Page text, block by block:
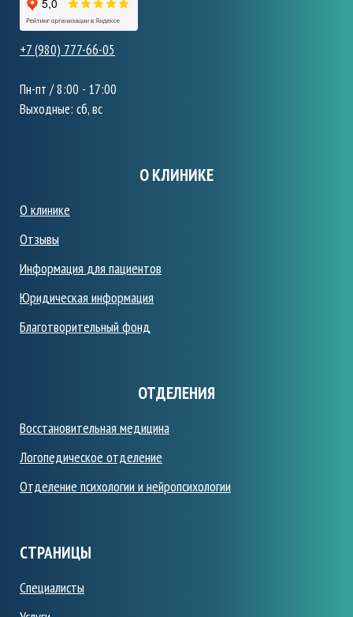
+7 (980) 777-66-05
Пн-пт / 8:00 - 17:00
Выходные: сб, вс
О КЛИНИКЕ
О клинике
Отзывы
Информация для пациентов
Юридическая информация
Благотворительный фонд
ОТДЕЛЕНИЯ
Восстановительная медицина
Логопедическое отделение
Отделение психологии и нейропсихологии
СТРАНИЦЫ
Специалисты